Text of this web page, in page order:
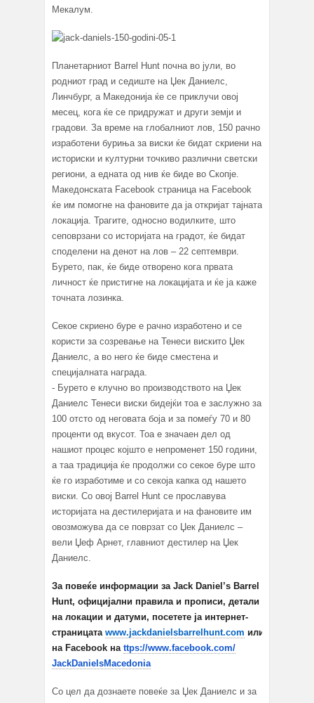
Мекалум.
Планетарниот Barrel Hunt почна во јули, во
родниот град и седиште на Џек Даниелс,
Линчбург, а Македонија ќе се приклучи овој
месец, кога ќе се придружат и други земји и
градови. За време на глобалниот лов, 150 рачно
изработени буриња за виски ќе бидат скриени на
историски и културни точкиво различни светски
региони, а едната од нив ќе биде во Скопје.
Македонската Facebook страница на Facebook
ќе им помогне на фановите да ја откријат тајната
локација. Трагите, односно водилките, што
сеповрзани со историјата на градот, ќе бидат
споделени на денот на лов – 22 септември.
Бурето, пак, ќе биде отворено кога првата
личност ќе пристигне на локацијата и ќе ја каже
точната лозинка.
Секое скриено буре е рачно изработено и се
користи за созревање на Тенеси вискито Џек
Даниелс, а во него ќе биде сместена и
специјалната награда.
- Бурето е клучно во производството на Џек
Даниелс Тенеси виски бидејќи тоа е заслужно за
100 отсто од неговата боја и за помеѓу 70 и 80
проценти од вкусот. Тоа е значаен дел од
нашиот процес којшто е непроменет 150 години,
а таа традиција ќе продолжи со секое буре што
ќе го изработиме и со секоја капка од нашето
виски. Со овој Barrel Hunt се прославува
историјата на дестилеријата и на фановите им
овозможува да се поврзат со Џек Даниелс –
вели Џеф Арнет, главниот дестилер на Џек
Даниелс.
За повеќе информации за Jack Daniel’s Barrel
Hunt, официјални правила и прописи, детали
на локации и датуми, посетете ја интернет-
страницата www.jackdanielsbarrelhunt.com или
на Facebook на ttps://www.facebook.com/
JackDanielsMacedonia
Со цел да дознаете повеќе за Џек Даниелс и за